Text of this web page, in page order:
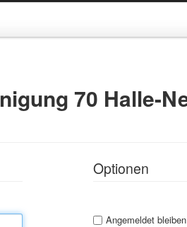
70 Halle-
Optionen
Angemeldet bleiben